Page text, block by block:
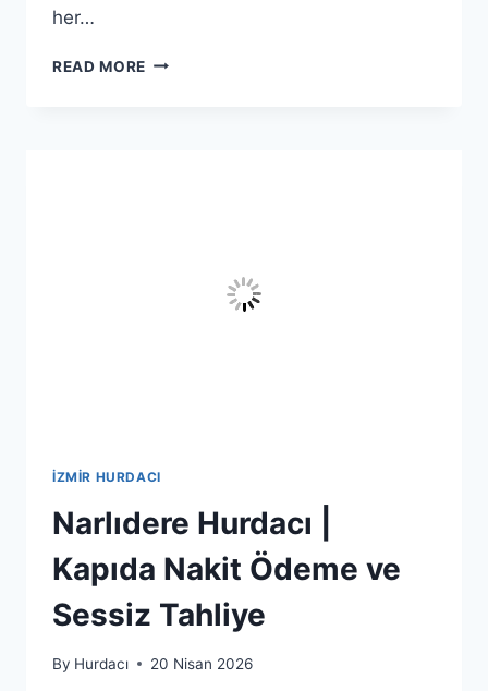
her…
READ MORE 7/24
İZMIR HURDACI
Narlıdere Hurdacı |
Kapıda Nakit Ödeme ve
Sessiz Tahliye
By Hurdacı 20 Nisan 2026